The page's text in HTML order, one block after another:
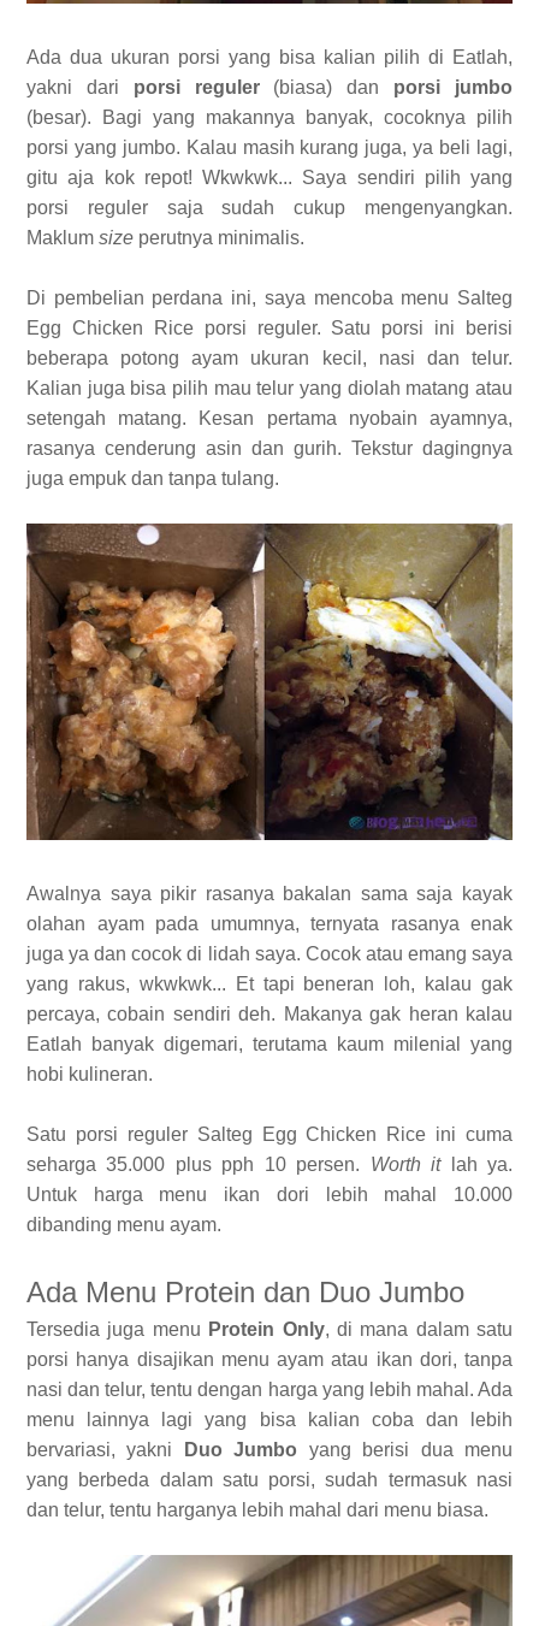
Ada dua ukuran porsi yang bisa kalian pilih di Eatlah,
yakni dari porsi reguler (biasa) dan porsi jumbo
(besar). Bagi yang makannya banyak, cocoknya pilih
porsi yang jumbo. Kalau masih kurang juga, ya beli lagi,
gitu aja kok repot! Wkwkwk... Saya sendiri pilih yang
porsi reguler saja sudah cukup mengenyangkan.
Maklum size perutnya minimalis.
Di pembelian perdana ini, saya mencoba menu Salteg
Egg Chicken Rice porsi reguler. Satu porsi ini berisi
beberapa potong ayam ukuran kecil, nasi dan telur.
Kalian juga bisa pilih mau telur yang diolah matang atau
setengah matang. Kesan pertama nyobain ayamnya,
rasanya cenderung asin dan gurih. Tekstur dagingnya
juga empuk dan tanpa tulang.
Awalnya saya pikir rasanya bakalan sama saja kayak
olahan ayam pada umumnya, ternyata rasanya enak
juga ya dan cocok di lidah saya. Cocok atau emang saya
yang rakus, wkwkwk... Et tapi beneran loh, kalau gak
percaya, cobain sendiri deh. Makanya gak heran kalau
Eatlah banyak digemari, terutama kaum milenial yang
hobi kulineran.
Satu porsi reguler Salteg Egg Chicken Rice ini cuma
seharga 35.000 plus pph 10 persen. Worth itlah ya.
Untuk harga menu ikan dori lebih mahal 10.000
dibanding menu ayam.
Ada Menu Protein dan Duo Jumbo
Tersedia juga menu Protein Only, di mana dalam satu
porsi hanya disajikan menu ayam atau ikan dori, tanpa
nasi dan telur, tentu dengan harga yang lebih mahal. Ada
menu lainnya lagi yang bisa kalian coba dan lebih
bervariasi, yakni
Duo Jumbo yang berisi dua menu
yang berbeda dalam satu porsi, sudah termasuk nasi
dan telur, tentu harganya lebih mahal dari menu biasa.